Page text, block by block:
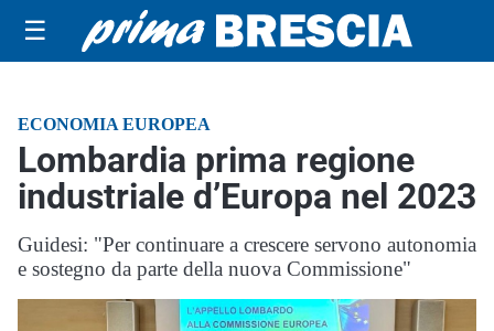
☰
ECONOMIA EUROPEA
Lombardia prima regione
industriale d’Europa nel 2023
Guidesi: "Per continuare a crescere servono autonomia
e sostegno da parte della nuova Commissione"